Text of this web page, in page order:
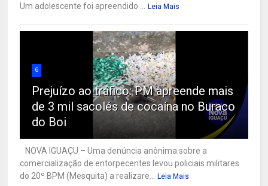
Um adolescente foi apreendido ...
Leia Mais
6
Prejuízo ao tráfico: PM apreende mais
de 3 mil sacolés de cocaína no Buraco
do Boi
NOVA IGUAÇU – Uma denúncia anônima sobre a
comercialização de entorpecentes levou policiais militares
do 20º BPM (Mesquita) a realizare...
Leia Mais